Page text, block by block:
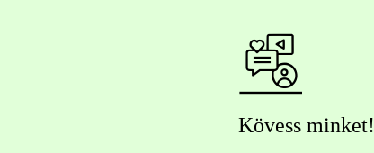
Kövess minket!